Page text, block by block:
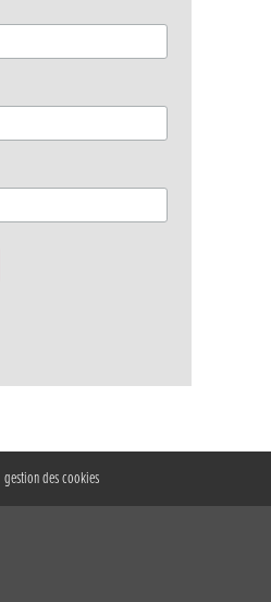
gestion des cookies